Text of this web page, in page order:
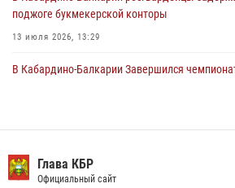
поджоге букмекерской конторы
13 июля 2026, 13:29
В Кабардино-Балкарии Завершился
округе Росгвардии
09 июля 2026, 08:36
Глава КБР
Официальный сайт